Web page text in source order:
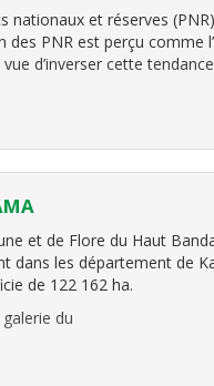
nationaux et réserves
PNR est perçu comme
d’inverser cette
et de Flore du Haut
dans les département de
de 122 162 ha.
du